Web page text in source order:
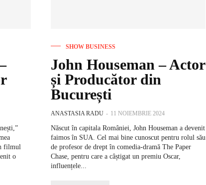
filmul
o
SHOW BUSINESS
John Houseman – Actor
și Producător din
București
ANASTASIA RADU - 11 NOIEMBRIE 2024
Născut în capitala României, John Houseman a devenit
faimos în SUA. Cel mai bine cunoscut pentru rolul său
de profesor de drept în comedia-dramă The Paper
Chase, pentru care a câștigat un premiu Oscar,
influențele...